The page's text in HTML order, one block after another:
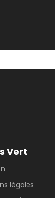
Vert
légales